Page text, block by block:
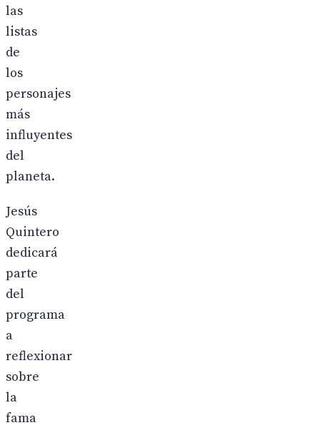
las
listas
de
los
personajes
más
influyentes
del
planeta.
Jesús
Quintero
dedicará
parte
del
programa
a
reflexionar
sobre
la
fama